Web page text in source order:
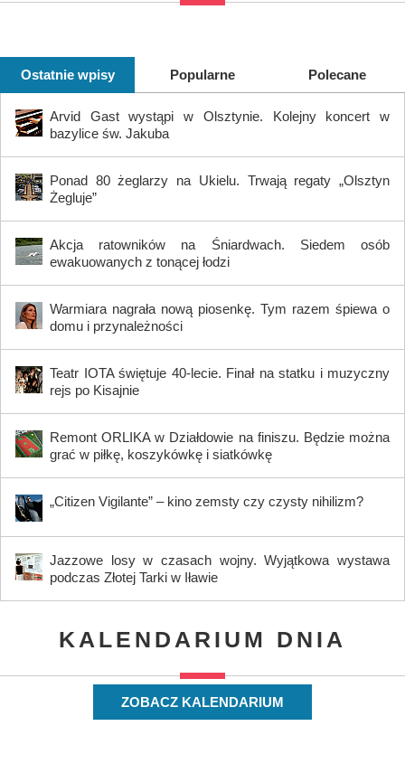
Ostatnie wpisy Popularne Polecane
Arvid Gast wystąpi w Olsztynie. Kolejny koncert w
bazylice św. Jakuba
Ponad 80 żeglarzy na Ukielu. Trwają regaty „Olsztyn
Żegluje”
Akcja ratowników na Śniardwach. Siedem osób
ewakuowanych z tonącej łodzi
Warmiara nagrała nową piosenkę. Tym razem śpiewa o
domu i przynależności
Teatr IOTA świętuje 40-lecie. Finał na statku i muzyczny
rejs po Kisajnie
Remont ORLIKA w Działdowie na finiszu. Będzie można
grać w piłkę, koszykówkę i siatkówkę
„Citizen Vigilante” – kino zemsty czy czysty nihilizm?
Jazzowe losy w czasach wojny. Wyjątkowa wystawa
podczas Złotej Tarki w Iławie
KALENDARIUM DNIA
ZOBACZ KALENDARIUM